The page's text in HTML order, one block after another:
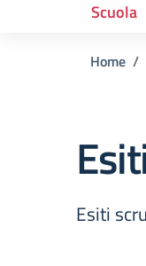
Scuola
Home
Esiti